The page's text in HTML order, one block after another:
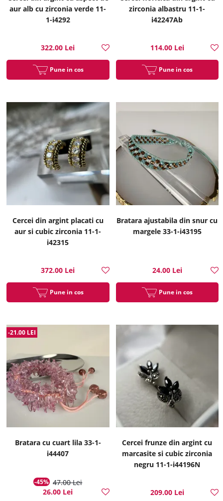
aur alb cu zirconia verde 11-
1-i4292
322.00 Lei
Pune in cos
zirconia albastru 11-1-
i42247Ab
114.00 Lei
Pune in cos
Cercei din argint placati cu
aur si cubic zirconia 11-1-
i42315
372.00 Lei
Pune in cos
Bratara ajustabila din snur cu
margele 33-1-i43195
24.00 Lei
Pune in cos
Bratara cu cuart lila 33-1-
i44407
-45% 47.00 Lei
-21.00 LEI
26.00 Lei
Cercei frunze din argint cu
marcasite si cubic zirconia
negru 11-1-i44196N
209.00 Lei